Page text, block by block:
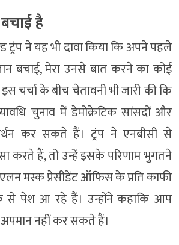
है
ट्रंप ने यह भी दावा किया कि अपने पहले
बचाई, मेरा उनसे बात करने का कोई
इस चर्चा के बीच चेतावनी भी जारी की कि
चुनाव में डेमोक्रेटिक सांसदों और
कर सकते हैं। ट्रंप ने एनबीसी से
करते हैं, तो उन्हें इसके परिणाम भुगतने
एलन मस्क प्रेसीडेंट ऑफिस के प्रति काफी
से पेश आ रहे हैं। उन्होंने कहाकि आप
नहीं कर सकते हैं।